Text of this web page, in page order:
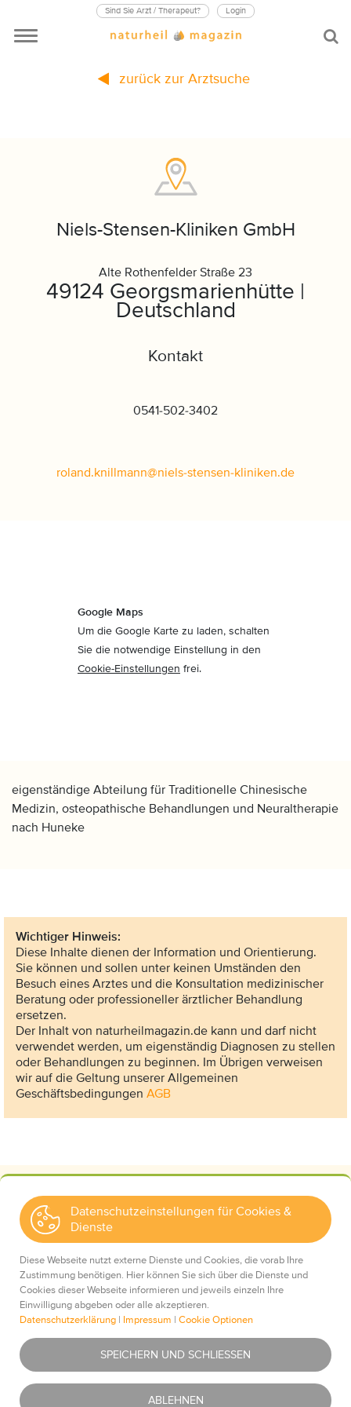
Sind Sie Arzt / Therapeut? Login
zurück zur Arztsuche
Niels-Stensen-Kliniken GmbH
Alte Rothenfelder Straße 23
49124 Georgsmarienhütte |
Deutschland
Kontakt
0541-502-3402
roland.knillmann@niels-stensen-kliniken.de
Google Maps
Um die Google Karte zu laden, schalten
Sie die notwendige Einstellung in den
Cookie-Einstellungen frei.
eigenständige Abteilung für Traditionelle Chinesische
Medizin, osteopathische Behandlungen und Neuraltherapie
nach Huneke
Wichtiger Hinweis:
Diese Inhalte dienen der Information und Orientierung.
Sie können und sollen unter keinen Umständen den
Besuch eines Arztes und die Konsultation medizinischer
Beratung oder professioneller ärztlicher Behandlung
ersetzen.
Der Inhalt von naturheilmagazin.de kann und darf nicht
verwendet werden, um eigenständig Diagnosen zu stellen
oder Behandlungen zu beginnen. Im Übrigen verweisen
wir auf die Geltung unserer Allgemeinen
Geschäftsbedingungen AGB
Mediadaten
Impressum
Datenschutz
AGBs
Datenschutzeinstellungen für Cookies &
Dienste
Diese Webseite nutzt externe Dienste und Cookies, die vorab Ihre
Zustimmung benötigen. Hier können Sie sich über die Dienste und
Cookies dieser Webseite informieren und jeweils einzeln Ihre
Einwilligung abgeben oder alle akzeptieren.
Datenschutzerklärung | Impressum | Cookie Optionen
Was ist das?
SPEICHERN UND SCHLIESSEN
ABLEHNEN